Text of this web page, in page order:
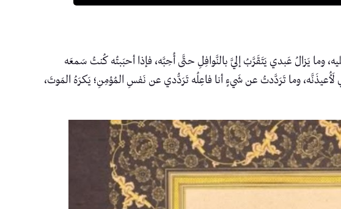
وما يَزالُ عَبدي يَتَقَرَّبُ إليَّ بالنَّوافِلِ حتَّى أُحِبَّه، فإذا أحبَبتُه كُنتُ سَمعَه
لَأُعيذَنَّه، وما تَرَدَّدتُ عن شَيءٍ أنا فاعِلُه تَرَدُّدي عن نَفسِ المُؤمِنِ؛ يَكرَهُ المَوتَ،